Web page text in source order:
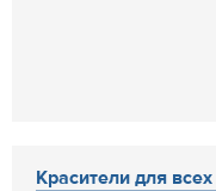
Красители для